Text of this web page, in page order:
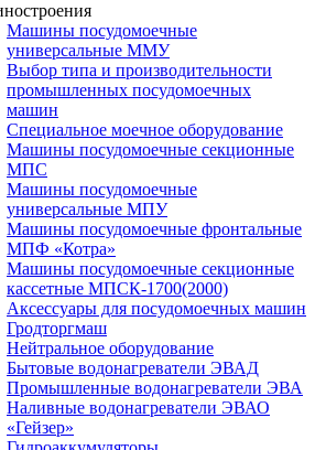
Машины посудомоечные
универсальные ММУ
Выбор типа и производительности
промышленных посудомоечных
машин
Специальное моечное оборудование
Машины посудомоечные секционные
МПС
Машины посудомоечные
универсальные МПУ
Машины посудомоечные фронтальные
МПФ «Котра»
Машины посудомоечные секционные
кассетные МПСК-1700(2000)
Аксессуары для посудомоечных машин
Гродторгмаш
Нейтральное оборудование
Бытовые водонагреватели ЭВАД
Промышленные водонагреватели ЭВА
Наливные водонагреватели ЭВАО
«Гейзер»